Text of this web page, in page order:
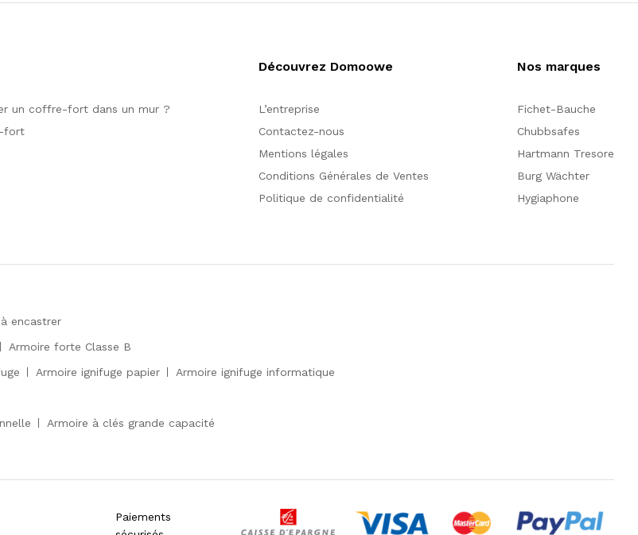
un coffre-fort dans un mur ?
fort
Découvrez Domoowe
L’entreprise
Contactez-nous
Mentions légales
Conditions Générales de Ventes
Politique de confidentialité
Nos marques
Fichet-Bauche
Chubbsafes
Hartmann Tresore
Burg Wächter
Hygiaphone
encastrer
Armoire forte Classe B
Armoire ignifuge papier
Armoire ignifuge informatique
Armoire à clés grande capacité
Paiements